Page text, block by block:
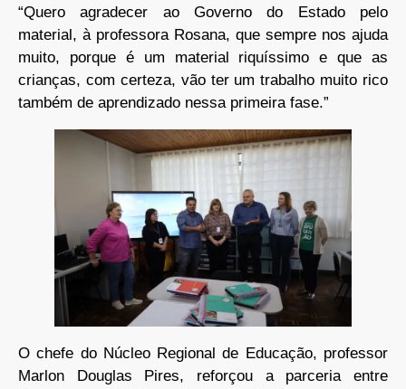
“Quero agradecer ao Governo do Estado pelo
material, à professora Rosana, que sempre nos ajuda
muito, porque é um material riquíssimo e que as
crianças, com certeza, vão ter um trabalho muito rico
também de aprendizado nessa primeira fase.”
O chefe do Núcleo Regional de Educação, professor
Marlon Douglas Pires, reforçou a parceria entre